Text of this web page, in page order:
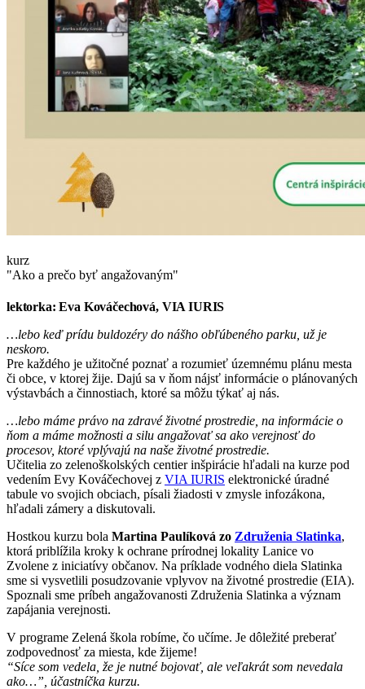
kurz
"Ako a prečo byť angažovaným"
lektorka: Eva Kováčechová, VIA IURIS
…lebo keď prídu buldozéry do nášho obľúbeného parku, už je
neskoro.
Pre každého je užitočné poznať a rozumieť územnému plánu mesta
či obce, v ktorej žije. Dajú sa v ňom nájsť informácie o plánovaných
výstavbách a činnostiach, ktoré sa môžu týkať aj nás.
…lebo máme právo na zdravé životné prostredie, na informácie o
ňom a máme možnosti a silu angažovať sa ako verejnosť do
procesov, ktoré vplývajú na naše životné prostredie.
Učitelia zo zelenoškolských centier inšpirácie hľadali na kurze pod
vedením Evy Kováčechovej z VIA IURIS elektronické úradné
tabule vo svojich obciach, písali žiadosti v zmysle infozákona,
hľadali zámery a diskutovali.
Hostkou kurzu bola Martina Paulíková zo Združenia Slatinka,
ktorá priblížila kroky k ochrane prírodnej lokality Lanice vo
Zvolene z iniciatívy občanov. Na príklade vodného diela Slatinka
sme si vysvetlili posudzovanie vplyvov na životné prostredie (EIA).
Spoznali sme príbeh angažovanosti Združenia Slatinka a význam
zapájania verejnosti.
V programe Zelená škola robíme, čo učíme. Je dôležité preberať
zodpovednosť za miesta, kde žijeme!
“Síce som vedela, že je nutné bojovať, ale veľakrát som nevedala
ako…”, účastníčka kurzu.